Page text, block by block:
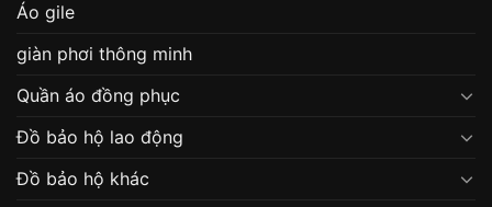
Áo gile
giàn phơi thông minh
Quần áo đồng phục
Đồ bảo hộ lao động
Đồ bảo hộ khác